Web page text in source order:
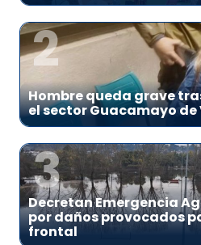
2
Hombre queda grave
el sector Guacamayo
3
Decretan Emergencia
por daños provocados
frontal